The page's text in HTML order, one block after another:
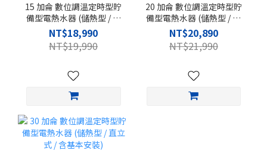
15 加侖 數位調溫定時型貯
備型電熱水器 (儲熱型 / 直
立式 / 含基本安裝)
NT$18,990
NT$19,990
20 加侖 數位調溫定時型貯
備型電熱水器 (儲熱型 / 直
立式 / 含基本安裝)
NT$20,890
NT$21,990